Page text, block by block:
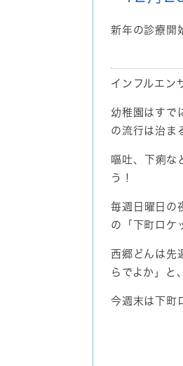
新年の診療開
インフルエン
幼稚園はすで
の流行は治ま
嘔吐、下痢な
う！
毎週日曜日の
の「下町ロケ
西郷どんは先
らでよか」と
今週末は下町